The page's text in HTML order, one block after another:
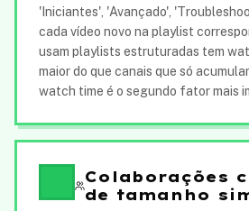
'Iniciantes', 'Avançado',
cada vídeo novo na playlist
usam playlists estruturadas tem
maior do que canais que só
watch time é o segundo fator mais
Colaborações
de tamanho